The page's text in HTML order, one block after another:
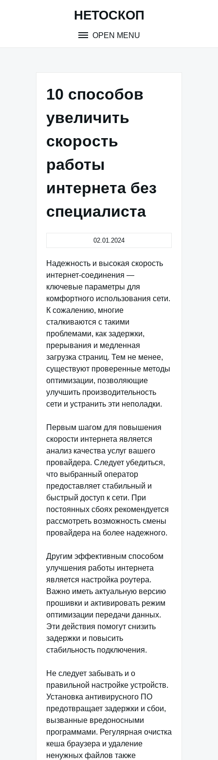
НЕТОСКОП
OPEN MENU
10 способов
увеличить
скорость
работы
интернета без
специалиста
02.01.2024
Надежность и высокая скорость
интернет-соединения —
ключевые параметры для
комфортного использования сети.
К сожалению, многие
сталкиваются с такими
проблемами, как задержки,
прерывания и медленная
загрузка страниц. Тем не менее,
существуют проверенные методы
оптимизации, позволяющие
улучшить производительность
сети и устранить эти неполадки.
Первым шагом для повышения
скорости интернета является
анализ качества услуг вашего
провайдера. Следует убедиться,
что выбранный оператор
предоставляет стабильный и
быстрый доступ к сети. При
постоянных сбоях рекомендуется
рассмотреть возможность смены
провайдера на более надежного.
Другим эффективным способом
улучшения работы интернета
является настройка роутера.
Важно иметь актуальную версию
прошивки и активировать режим
оптимизации передачи данных.
Эти действия помогут снизить
задержки и повысить
стабильность подключения.
Не следует забывать и о
правильной настройке устройств.
Установка антивирусного ПО
предотвращает задержки и сбои,
вызванные вредоносными
программами. Регулярная очистка
кеша браузера и удаление
ненужных файлов также